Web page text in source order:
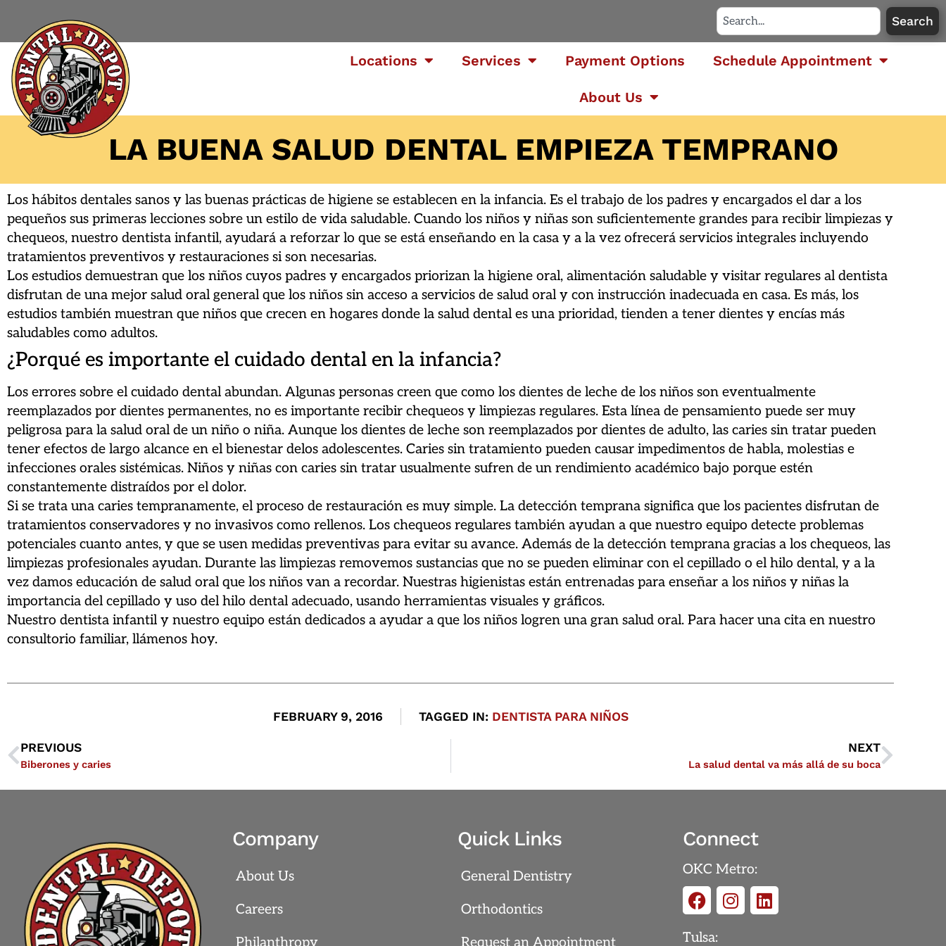
Search
Locations Services Payment Options Schedule Appointment
About Us
LA BUENA SALUD DENTAL EMPIEZA TEMPRANO
Los hábitos dentales sanos y las buenas prácticas de higiene se establecen en la infancia. Es el trabajo de los padres y encargados el dar a los
pequeños sus primeras lecciones sobre un estilo de vida saludable. Cuando los niños y niñas son suficientemente grandes para recibir limpiezas y
chequeos, nuestro dentista infantil, ayudará a reforzar lo que se está enseñando en la casa y a la vez ofrecerá servicios integrales incluyendo
tratamientos preventivos y restauraciones si son necesarias.
Los estudios demuestran que los niños cuyos padres y encargados priorizan la higiene oral, alimentación saludable y visitar regulares al dentista
disfrutan de una mejor salud oral general que los niños sin acceso a servicios de salud oral y con instrucción inadecuada en casa. Es más, los
estudios también muestran que niños que crecen en hogares donde la salud dental es una prioridad, tienden a tener dientes y encías más
saludables como adultos.
¿Porqué es importante el cuidado dental en la infancia?
Los errores sobre el cuidado dental abundan. Algunas personas creen que como los dientes de leche de los niños son eventualmente
reemplazados por dientes permanentes, no es importante recibir chequeos y limpiezas regulares. Esta línea de pensamiento puede ser muy
peligrosa para la salud oral de un niño o niña. Aunque los dientes de leche son reemplazados por dientes de adulto, las caries sin tratar pueden
tener efectos de largo alcance en el bienestar delos adolescentes. Caries sin tratamiento pueden causar impedimentos de habla, molestias e
infecciones orales sistémicas. Niños y niñas con caries sin tratar usualmente sufren de un rendimiento académico bajo porque estén
constantemente distraídos por el dolor.
Si se trata una caries tempranamente, el proceso de restauración es muy simple. La detección temprana significa que los pacientes disfrutan de
tratamientos conservadores y no invasivos como rellenos. Los chequeos regulares también ayudan a que nuestro equipo detecte problemas
potenciales cuanto antes, y que se usen medidas preventivas para evitar su avance. Además de la detección temprana gracias a los chequeos, las
limpiezas profesionales ayudan. Durante las limpiezas removemos sustancias que no se pueden eliminar con el cepillado o el hilo dental, y a la
vez damos educación de salud oral que los niños van a recordar. Nuestras higienistas están entrenadas para enseñar a los niños y niñas la
importancia del cepillado y uso del hilo dental adecuado, usando herramientas visuales y gráficos.
Nuestro dentista infantil y nuestro equipo están dedicados a ayudar a que los niños logren una gran salud oral. Para hacer una cita en nuestro
consultorio familiar, llámenos hoy.
FEBRUARY 9, 2016 TAGGED IN: DENTISTA PARA NIÑOS
PREVIOUS
Biberones y caries
NEXT
La salud dental va más allá de su boca
Company
About Us
Careers
Philanthropy
Quick Links
General Dentistry
Orthodontics
Request an Appointment
Connect
OKC Metro:
Tulsa: